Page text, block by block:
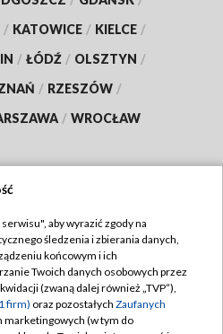
/ KATOWICE / KIELCE /
/ ŁÓDŹ / OLSZTYN /
/ RZESZÓW /
/ WROCŁAW
TVP
TVP
prywatności
aby wyrazić zgody na
śledzenia i zbierania danych,
końcowym i ich
Twoich danych osobowych przez
(zwaną dalej również „TVP”),
firm) oraz pozostałych Zaufanych
marketingowych (w tym do